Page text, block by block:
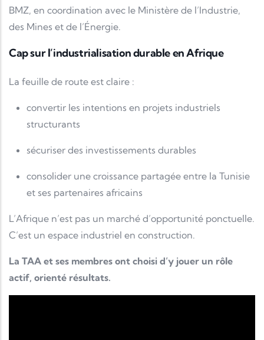
BMZ, en coordination avec le Ministère de l’Industrie,
des Mines et de l’Énergie.
Cap sur l’industrialisation durable en Afrique
La feuille de route est claire :
convertir les intentions en projets industriels
structurants
sécuriser des investissements durables
consolider une croissance partagée entre la Tunisie
et ses partenaires africains
L’Afrique n’est pas un marché d’opportunité ponctuelle.
C’est un espace industriel en construction.
La TAA et ses membres ont choisi d’y jouer un rôle
actif, orienté résultats.